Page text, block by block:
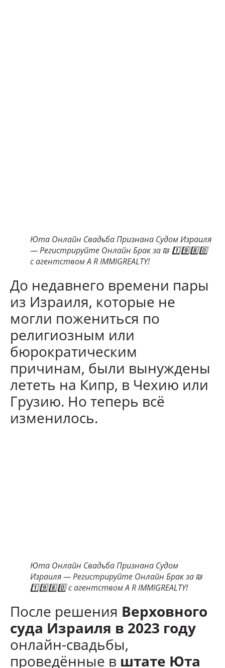
Юта Онлайн Свадьба Признана Судом Израиля
— Регистрируйте Онлайн Брак за ₪ 1️⃣9️⃣8️⃣0️⃣
с агентством A R IMMIGREALTY!
До недавнего времени пары
из Израиля, которые не
могли пожениться по
религиозным или
бюрократическим
причинам, были вынуждены
лететь на Кипр, в Чехию или
Грузию. Но теперь всё
изменилось.
Юта Онлайн Свадьба Признана Судом
Израиля — Регистрируйте Онлайн Брак за ₪
1️⃣9️⃣8️⃣0️⃣ с агентством A R IMMIGREALTY!
После решения Верховного
суда Израиля в 2023 году
онлайн-свадьбы,
проведённые в штате Юта